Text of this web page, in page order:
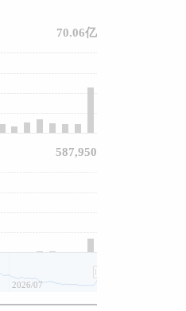
2026/07
70.06亿
587,950